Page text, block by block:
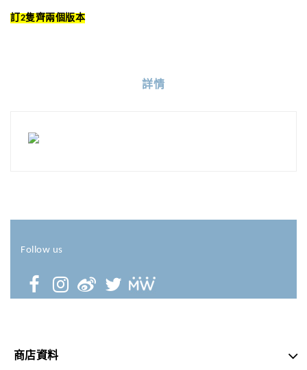
訂2隻齊兩個版本
詳情
Follow us
商店資料